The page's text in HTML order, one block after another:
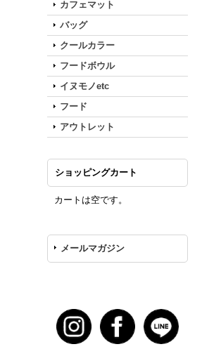
カフェマット
バッグ
クールカラー
フードボウル
イヌモノetc
フード
アウトレット
ショッピングカート
カートは空です。
メールマガジン